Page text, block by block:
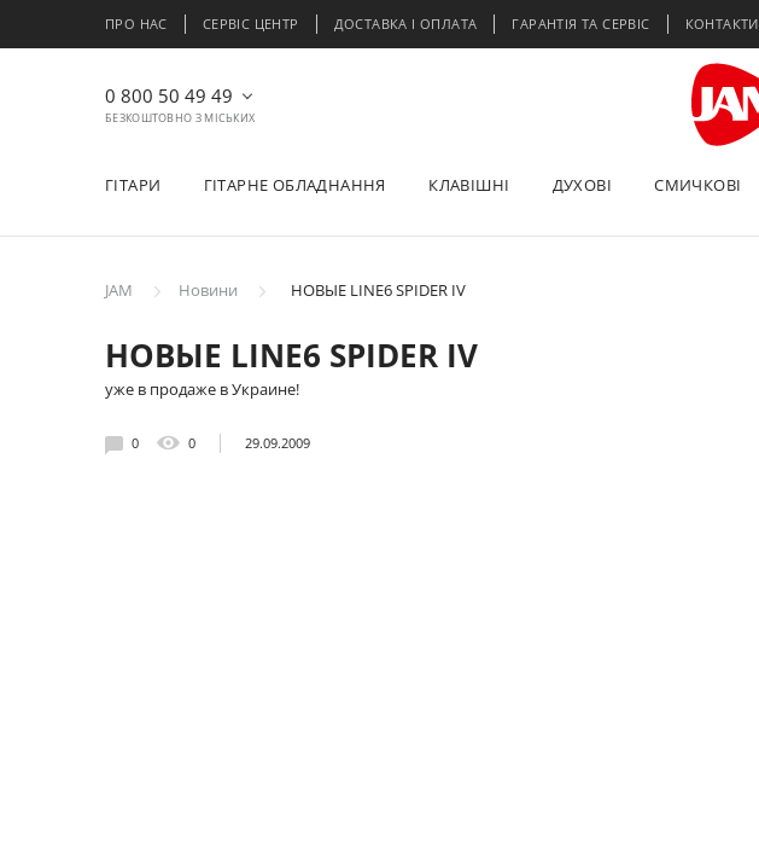
ПРО НАС СЕРВІС ЦЕНТР ДОСТАВКА І ОПЛАТА ГАРАНТІЯ ТА СЕРВІС КОНТАКТИ
0 800 50 49 49
БЕЗКОШТОВНО З МІСЬКИХ
ГІТАРИ ГІТАРНЕ ОБЛАДНАННЯ КЛАВІШНІ ДУХОВІ СМИЧКОВІ
JAM Новини НОВЫЕ LINE6 SPIDER IV
НОВЫЕ LINE6 SPIDER IV
уже в продаже в Украине!
0 0 29.09.2009